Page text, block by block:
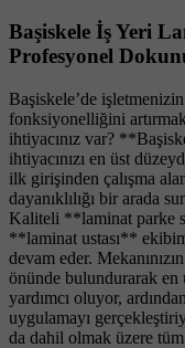
Başiskele İş Yeri
Profesyonel
Başiskele’de
fonksiyonelliğini
ihtiyacınız var?
ihtiyacınızı en üst
ilk girişinden çalışma
dayanıklılığı bir arada
Kaliteli **laminat parke
**laminat ustası**
devam eder.
önünde bulundurarak
yardımcı oluyor,
uygulamayı
da dahil olmak üzere